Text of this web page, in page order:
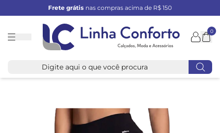
Frete grátis nas compras acima de R$ 150
Linha
0